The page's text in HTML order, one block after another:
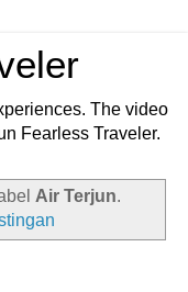
The video
Fearless Traveler.
Air Terjun.